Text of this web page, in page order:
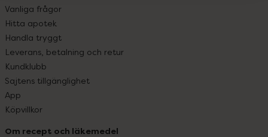
Vanliga frågor
Hitta apotek
Handla tryggt
Leverans, betalning och retur
Kundklubb
Sajtens tillgänglighet
App
Köpvillkor
Om recept och läkemedel